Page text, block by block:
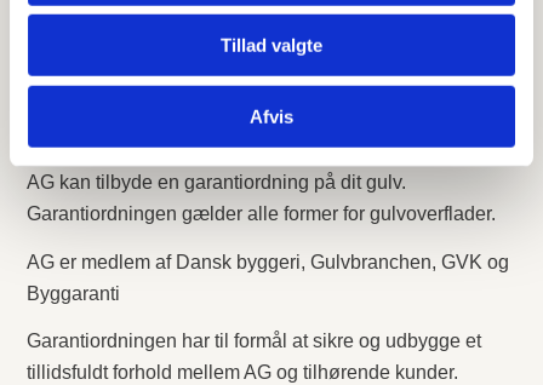
Tillad valgte
Afvis
Gulve med garanti
AG kan tilbyde en garantiordning på dit gulv.
Garantiordningen gælder alle former for gulvoverflader.
AG er medlem af Dansk byggeri, Gulvbranchen, GVK og
Byggaranti
Garantiordningen har til formål at sikre og udbygge et
tillidsfuldt forhold mellem AG og tilhørende kunder.
44 92 50 66